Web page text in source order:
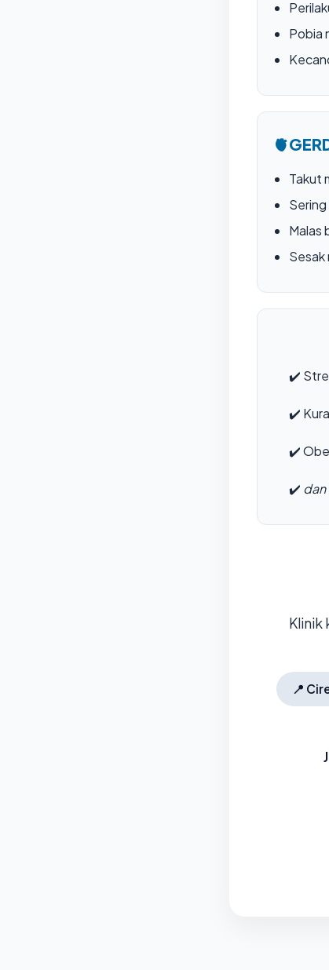
Pobia
🫀
Takut
Malas
Sesak
✔️
✔️
✔️
✔️ dan
Klinik
📍